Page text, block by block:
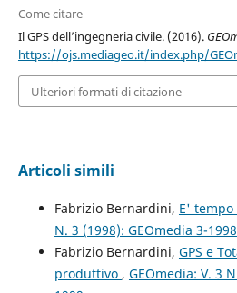
Come citare
Il GPS dell’ingegneria civile. (2016).
https://ojs.mediageo.it/index.php/
Ulteriori formati di citazione
Articoli simili
Fabrizio Bernardini, E' tempo
N. 3 (1998): GEOmedia 3-1998
Fabrizio Bernardini, GPS e
produttivo , GEOmedia: V. 3